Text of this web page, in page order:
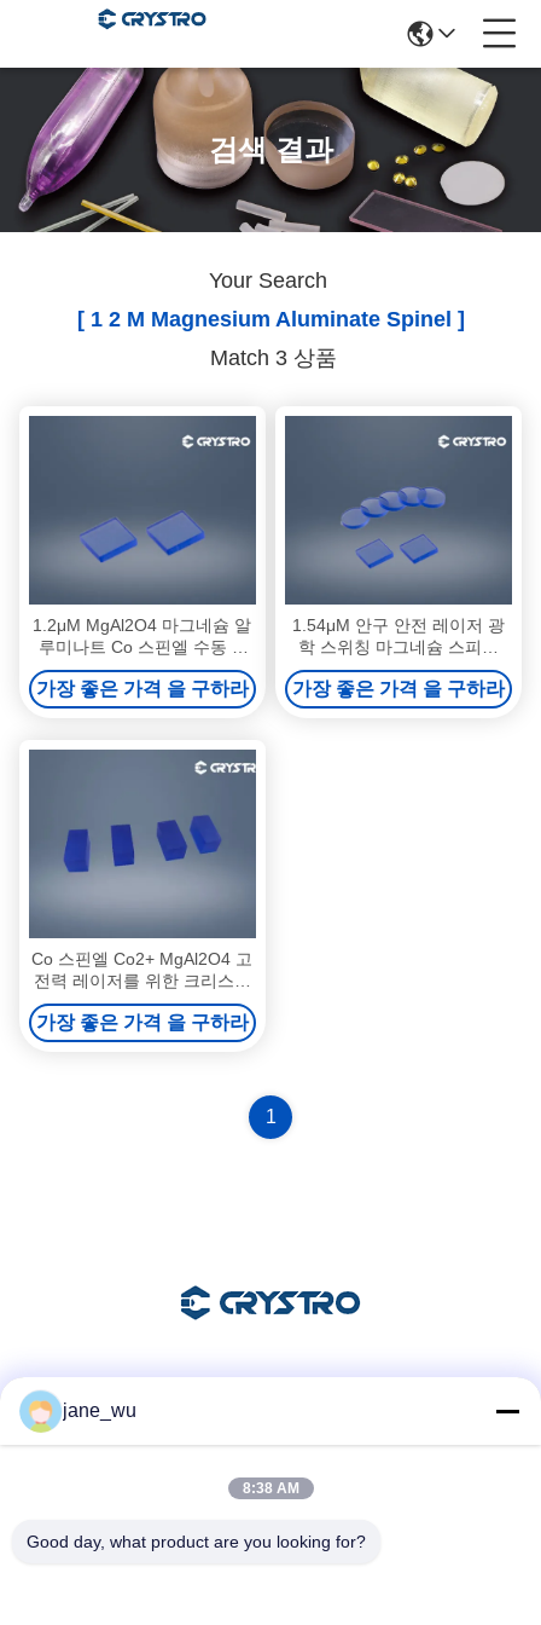
검색 결과
Your Search
[ 1 2 M Magnesium Aluminate Spinel ]
Match 3 상품
1.2μM MgAl2O4 마그네슘 알
루미나트 Co 스핀엘 수동 Q
스위치
가장 좋은 가격 을 구하라
1.54μM 안구 안전 레이저 광
학 스위칭 마그네슘 스피넬
MgAl2O4
가장 좋은 가격 을 구하라
Co 스핀엘 Co2+ MgAl2O4 고
전력 레이저를 위한 크리스탈
1mm 두께
가장 좋은 가격 을 구하라
1
전화
jane_wu
8:38 AM
Good day, what product are you looking for?